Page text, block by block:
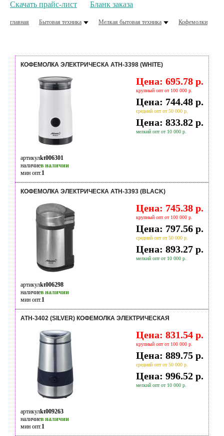
Скачать прайс-лист Бланк заказа
главная Бытовая техника Мелкая бытовая техника Кофемолки
КОФЕМОЛКА ЭЛЕКТРИЧЕСКА ATH-3398 (WHITE)
Цена: 695.78 р.
крупный опт от 100 000 р.
Цена: 744.48 р.
средний опт от 50 000 р.
Цена: 833.82 р.
мелкий опт от 10 000 р.
артикулkt006301
наличиев наличии
мин опт.1
КОФЕМОЛКА ЭЛЕКТРИЧЕСКА ATH-3393 (BLACK)
Цена: 745.38 р.
крупный опт от 100 000 р.
Цена: 797.56 р.
средний опт от 50 000 р.
Цена: 893.27 р.
мелкий опт от 10 000 р.
артикулkt006298
наличиев наличии
мин опт.1
ATH-3402 (SILVER) КОФЕМОЛКА ЭЛЕКТРИЧЕСКАЯ
Цена: 831.54 р.
крупный опт от 100 000 р.
Цена: 889.75 р.
средний опт от 50 000 р.
Цена: 996.52 р.
мелкий опт от 10 000 р.
артикулkt009263
наличиев наличии
мин опт.1